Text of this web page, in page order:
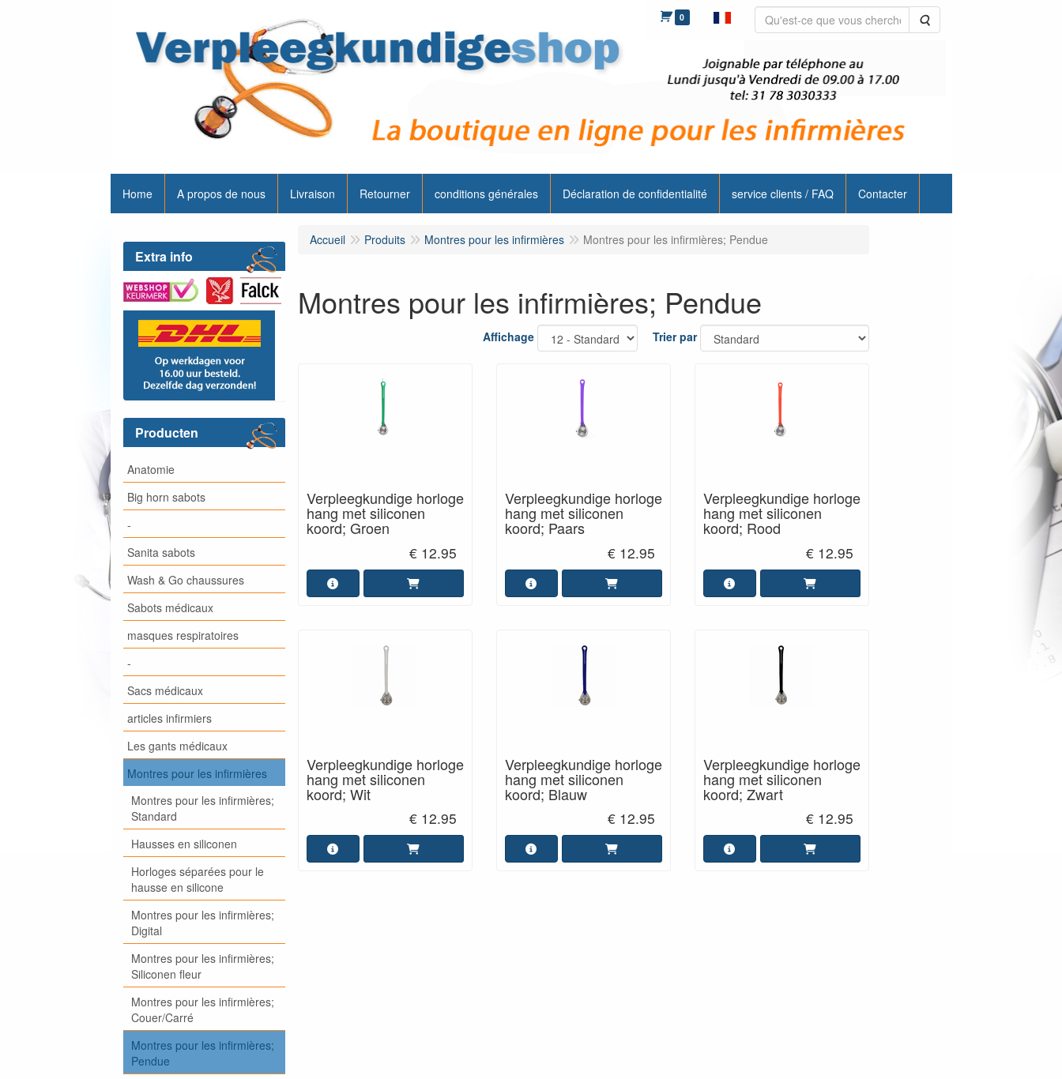
0 Rechercher
Home A propos de nous Livraison Retourner conditions générales Déclaration de confidentialité service clients / FAQ Contacter
Extra info
Producten
Anatomie
Big horn sabots
-
Sanita sabots
Wash & Go chaussures
Sabots médicaux
masques respiratoires
-
Sacs médicaux
articles infirmiers
Les gants médicaux
Montres pour les infirmières
Montres pour les infirmières;
Standard
Hausses en siliconen
Horloges séparées pour le
hausse en silicone
Montres pour les infirmières;
Digital
Montres pour les infirmières;
Siliconen fleur
Montres pour les infirmières;
Couer/Carré
Montres pour les infirmières;
Pendue
Accueil Produits Montres pour les infirmières Montres pour les infirmières; Pendue
Montres pour les infirmières; Pendue
Affichage Trier par
Verpleegkundige horloge
hang met siliconen
koord; Groen
€ 12.95
Verpleegkundige horloge
hang met siliconen
koord; Paars
€ 12.95
Verpleegkundige horloge
hang met siliconen
koord; Rood
€ 12.95
Verpleegkundige horloge
hang met siliconen
koord; Wit
€ 12.95
Verpleegkundige horloge
hang met siliconen
koord; Blauw
€ 12.95
Verpleegkundige horloge
hang met siliconen
koord; Zwart
€ 12.95